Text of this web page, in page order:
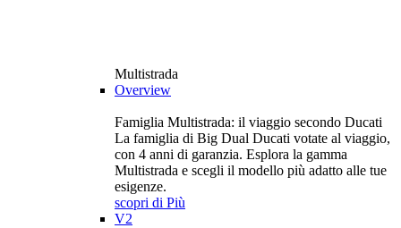
Multistrada
Overview
Famiglia Multistrada: il viaggio secondo Ducati
La famiglia di Big Dual Ducati votate al viaggio,
con 4 anni di garanzia. Esplora la gamma
Multistrada e scegli il modello più adatto alle tue
esigenze.
scopri di Più
V2